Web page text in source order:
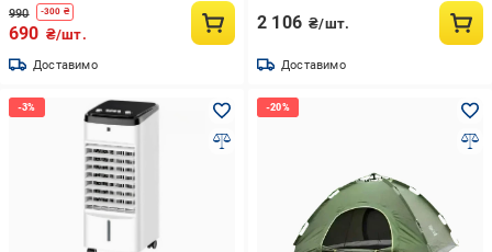
990 -300 ₴
690 ₴/шт.
Доставимо
2 106 ₴/шт.
Доставимо